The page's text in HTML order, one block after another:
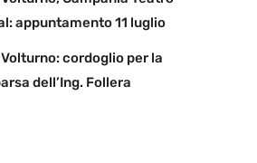
appuntamento 11 luglio
cordoglio per la
dell’Ing. Follera